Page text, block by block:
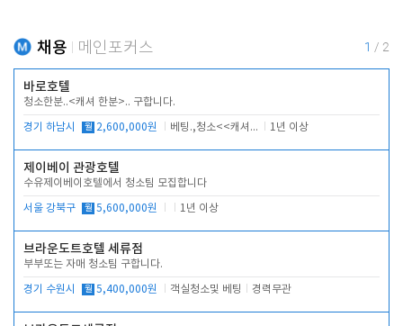
채용 메인포커스 1 / 2
바로호텔
청소한분..<캐셔 한분>.. 구합니다.
경기 하남시 월 2,600,000원 베팅.,청소<<캐셔 모셔봅니다. 1년 이상
제이베이 관광호텔
수유제이베이호텔에서 청소팀 모집합니다
서울 강북구 월 5,600,000원 1년 이상
브라운도트호텔 세류점
부부또는 자매 청소팀 구합니다.
경기 수원시 월 5,400,000원 객실청소및 베팅 경력무관